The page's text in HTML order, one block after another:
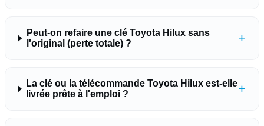
Peut-on refaire une clé Toyota Hilux sans
l'original (perte totale) ?
+
La clé ou la télécommande Toyota Hilux est-elle
livrée prête à l'emploi ?
+